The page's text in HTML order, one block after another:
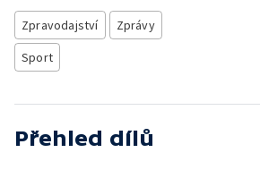
Zpravodajství
Zprávy
Sport
Přehled dílů